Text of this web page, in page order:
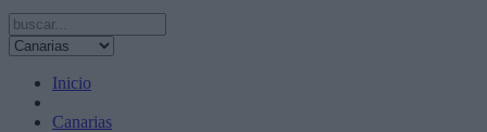
Inicio
Canarias